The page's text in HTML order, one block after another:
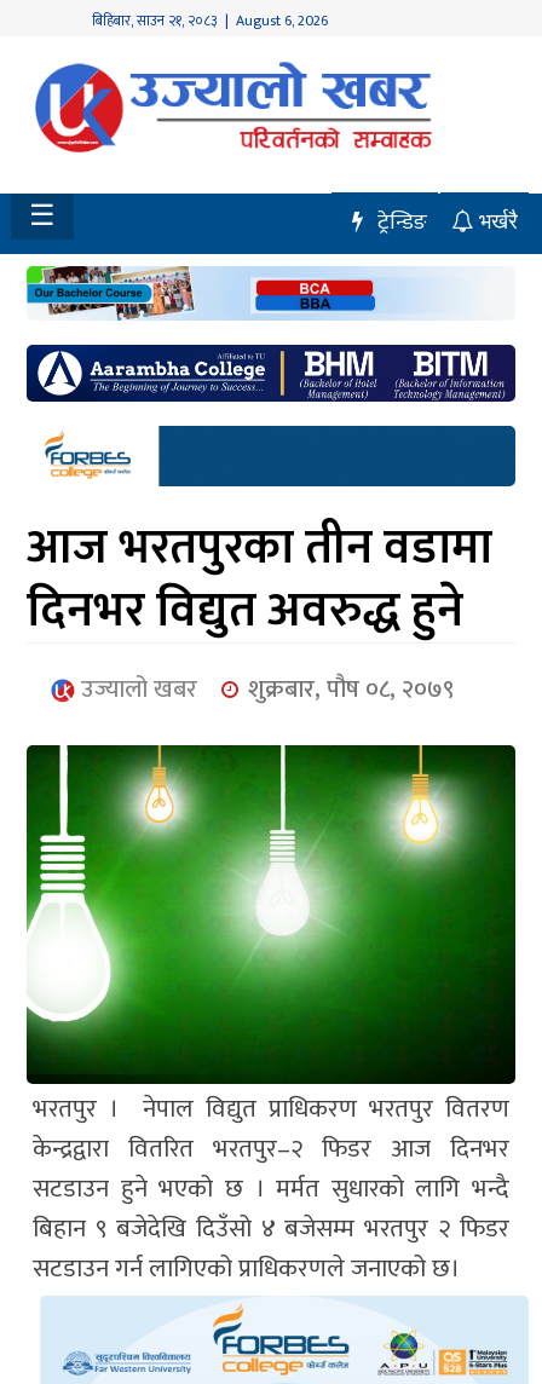
बिहिबार,साउन २१, २०८३ | August 6, 2026
होमपेज
नवलपुर
विशेष
मध्य
नेपाल
चितवन
सेरोफेरो
समाचार
आर्थिक
मनोरञ्जन
खेलकुद
प्रबास
युनिकोड
☰ भर्खरै
ट्रेन्डिङ
आज भरतपुरका तीन वडामा
दिनभर विद्युत अवरुद्ध हुने
उज्यालो खबर शुक्रबार, पौष ०८, २०७९
भरतपुर । नेपाल विद्युत प्राधिकरण भरतपुर वितरण
केन्द्रद्वारा वितरित भरतपुर–२ फिडर आज दिनभर
सटडाउन हुने भएको छ । मर्मत सुधारको लागि भन्दै
बिहान ९ बजेदेखि दिउँसो ४ बजेसम्म भरतपुर २ फिडर
सटडाउन गर्न लागिएको प्राधिकरणले जनाएको छ।